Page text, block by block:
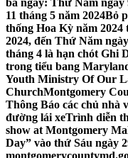
ba ngày: Thứ Năm ngày
11 tháng 5 năm 2024Bỏ
thống Hoa Kỳ năm
2024, đến Thứ Năm
tháng 4 là hạn chót Ghi
trong tiểu bang
Youth Ministry Of Our
ChurchMontgomery
Thông Báo các chủ nhà
đường lái xeTrình diễn
show at Montgomery
Day” vào thứ Sáu ngày